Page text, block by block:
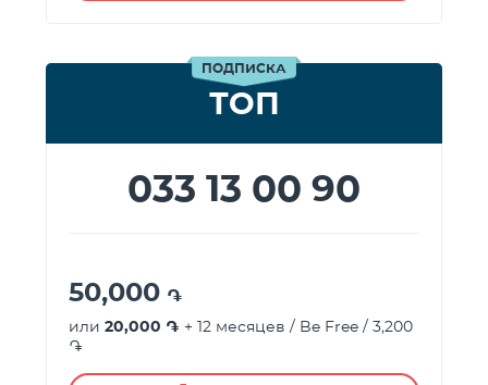
ПОДПИСКА
ТОП
033 13 00 90
50,000 ֏
или 20,000 ֏ + 12 месяцев / Be Free / 3,200
֏